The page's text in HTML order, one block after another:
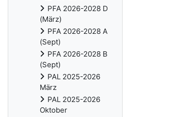
PFA 2026-2028 D
(März)
PFA 2026-2028 A
(Sept)
PFA 2026-2028 B
(Sept)
PAL 2025-2026
März
PAL 2025-2026
Oktober